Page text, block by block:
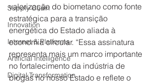
Supply Chain
Innovation
Internet & Platforms
Artificial Intelligence
Digital Transformation
valorização do biometano como fonte
estratégica para a transição
energética do Estado aliada à
economia circular. “Essa assinatura
representa mais um marco importante
no fortalecimento da indústria de
biogás no nosso Estado e reflete o